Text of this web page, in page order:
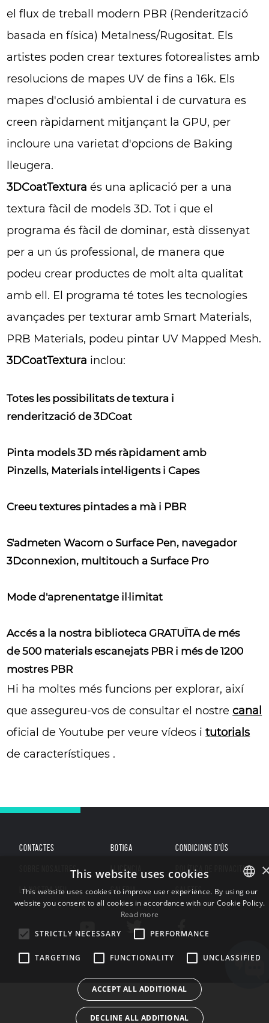
el flux de treball modern PBR (Renderització
basada en física) Metalness/Rugositat. Els
artistes poden crear textures fotorealistes amb
resolucions de mapes UV de fins a 16k. Els
mapes d'oclusió ambiental i de curvatura es
creen ràpidament mitjançant la GPU, per
incloure una varietat d'opcions de Baking
lleugera.
3DCoatTextura és una aplicació per a una
textura fàcil de models 3D. Tot i que el
programa és fàcil de dominar, està dissenyat
per a un ús professional, de manera que
podeu crear productes de molt alta qualitat
amb ell. El programa té totes les tecnologies
avançades per texturar amb Smart Materials,
PRB Materials, podeu pintar UV Mapped Mesh.
3DCoatTextura inclou:
Totes les possibilitats de textura i
renderització de 3DCoat
Pinta models 3D més ràpidament amb
Pinzells, Materials intel·ligents i Capes
Creeu textures pintades a mà i PBR
S'admeten Wacom o Surface Pen, navegador
3Dconnexion, multitouch a Surface Pro
Mode d'aprenentatge il·limitat
Accés a la nostra biblioteca GRATUÏTA de més
de 500 materials escanejats PBR i més de 1200
mostres PBR
Hi ha moltes més funcions per explorar, així
que assegureu-vos de consultar el nostrecanal
oficial de Youtube per veure vídeos itutorials
de característiques .
CONTACTES
SOBRE NOSALTRES
LA NOSTRA VEU
BOTIGA
LLICÈNCIA
GALERIA
CONDICIONS D'ÚS
POLÍTICA DE PRIVACITAT
GALETES
ENGLISH
This website uses cookies
This website uses cookies to improve user experience. By using our
website you consent to all cookies in accordance with our Cookie Policy.
Read more
STRICTLY NECESSARY
PERFORMANCE
TARGETING FUNCTIONALITY UNCLASSIFIED
ACCEPT ALL ADDITIONAL
DECLINE ALL ADDITIONAL